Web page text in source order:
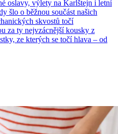
oslavy, výlety na Karlštejn i letní
šlo o běžnou součást našich
skvostů točí
za ty nejvzácnější kousky z
ze kterých se točí hlava – od